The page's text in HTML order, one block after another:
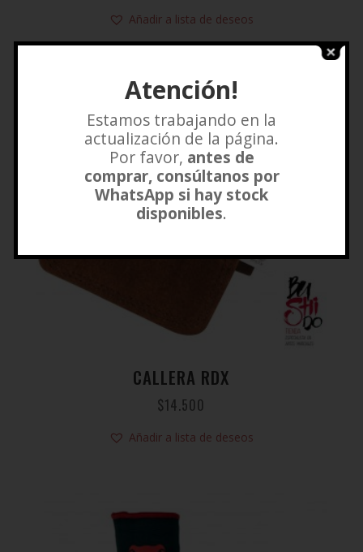
Añadir a lista de deseos
CALLERA RDX
$14.500
Añadir a lista de deseos
Atención!
Estamos trabajando en la
actualización de la página.
Por favor, antes de
comprar, consúltanos por
WhatsApp si hay stock
disponibles.